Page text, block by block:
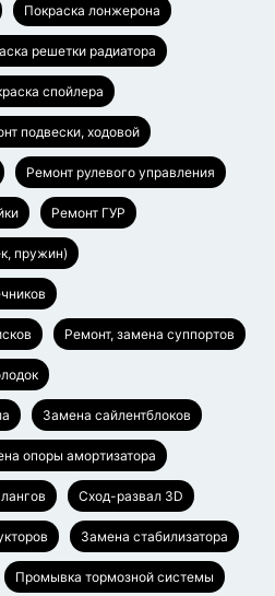
Покраска лонжерона
решетки радиатора
спойлера
подвески, ходовой
Ремонт рулевого управления
Ремонт ГУР
пружин)
Ремонт, замена суппортов
Замена сайлентблоков
опоры амортизатора
Сход-развал 3D
Замена стабилизатора
Промывка тормозной системы